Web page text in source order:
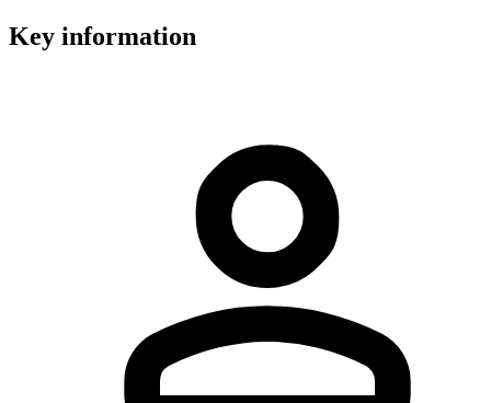
Key information